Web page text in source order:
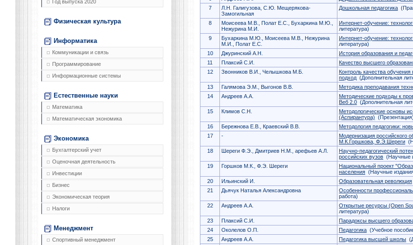
Год выпуска 2020
Физическая культура
Информатика
Коммуникации и связь
Программирование
Информационные системы
Естественные науки
Математика
Математическая экономика
Экономика
Бухгалтерский учет
Оценочная деятельность
Инвестиции
Бизнес
Экономическая теория
Налоги
Менеджмент
Спортивный менеджмент
7
Л.Н. Галигузова, С.Ю. Мещерякова-
Замогильная
Дошкольная педагогика
8
Моисеева М.В., Полат Е.С., Бухаркина М.Ю.,
Нежурина М.И.
Интернет-обучение:
литература)
9
Бухаркина М.Ю., Моисеева М.В., Нежурина
М.И., Полат Е.С.
Интернет-обучение:
литература)
10
Джуринский А.Н. История образования и
11
Плаксий С.И. Качество высшего
12
Звонников В.И., Челышкова М.Б.
Контроль качества
подход (Дополнительная
13
Галямова Э.М., Выгонов В.В. Методика преподавания
14
Андреев А.А.
Методические подходы к
Веб 2.0 (Дополнительная
15
Климов С.Н.
Методологические основы
(Аспирантура) (Презентация)
16
Бережнова Е.В., Краевский В.В. Методология педагогики:
17
-
Модернизация российского
М.К.Горшкова, Ф.Э.Шереги
18
Шереги Ф.Э., Дмитриев Н.М., арефьев А.Л.
Научно-педагогический
российских вузов (Научные
19
Горшков М.К., Ф.Э. Шереги
Национальный проект
населения (Научные
20
Ильинский И. Образовательная революция
21
Дьячук Наталья Александровна Особенности
работа)
22
Андреев А.А. Открытые ресурсы (Open
литература)
23
Плаксий С.И. Парадоксы высшего
24
Околелов О.П. Педагогика (Учебное
25
Андреев А.А. Педагогика высшей школы